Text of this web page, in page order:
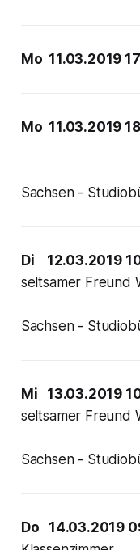
Mo 11.03.2019
Mo 11.03.2019
Sachsen -
Di 12.03.2019
Sachsen -
Mi 13.03.2019
Sachsen -
Do 14.03.2019